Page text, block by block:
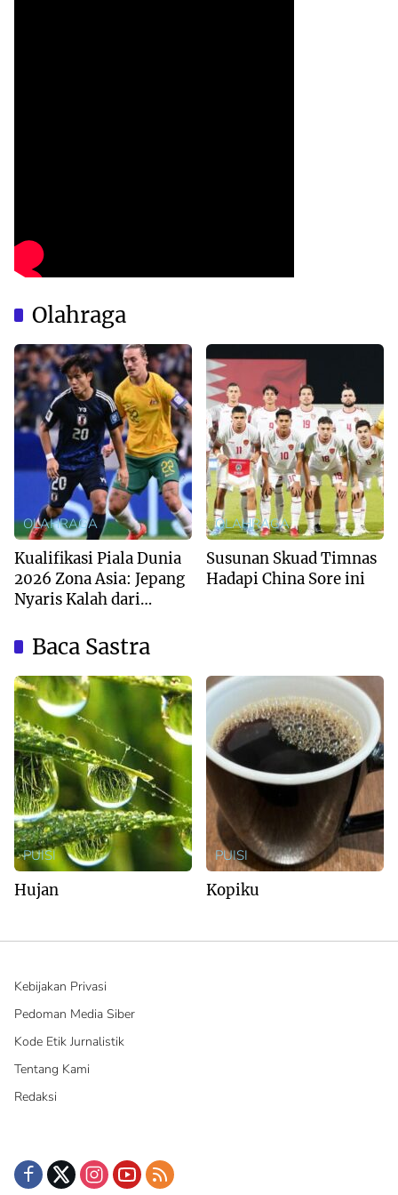
Olahraga
OLAHRAGA
Kualifikasi Piala Dunia
2026 Zona Asia: Jepang
Nyaris Kalah dari
OLAHRAGA
Susunan Skuad Timnas
Hadapi China Sore ini
Baca Sastra
PUISI
Hujan
PUISI
Kopiku
Kebijakan Privasi
Pedoman Media Siber
Kode Etik Jurnalistik
Tentang Kami
Redaksi